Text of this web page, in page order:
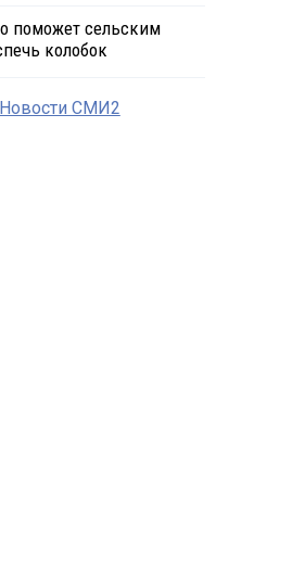
поможет сельским
колобок
Новости СМИ2